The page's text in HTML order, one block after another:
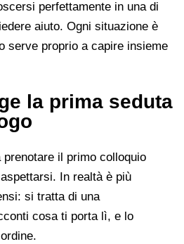
perfettamente in una di
aiuto. Ogni situazione è
serve proprio a capire insieme
la prima seduta
il primo colloquio
In realtà è più
si tratta di una
cosa ti porta lì, e lo